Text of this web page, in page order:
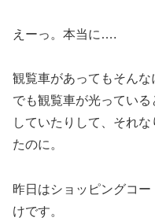
えーっ。本当に….
観覧車があってもそん
でも観覧車が光ってい
していたりして、それ
たのに。
昨日はショッピングコ
けです。